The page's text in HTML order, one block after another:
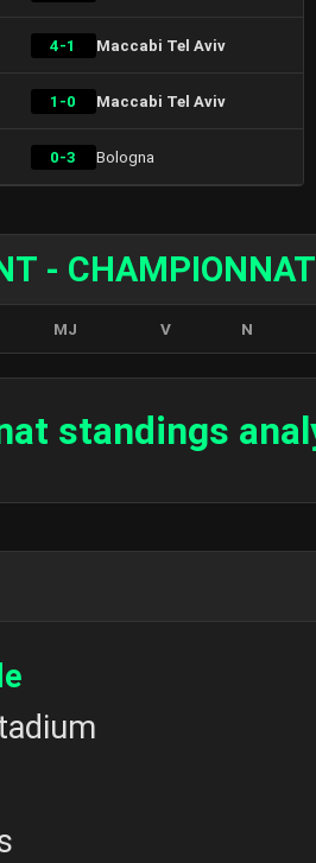
4-1 Maccabi Tel Aviv
1-0 Maccabi Tel Aviv
0-3 Bologna
- CHAMPIONNAT
MJ V N
standings